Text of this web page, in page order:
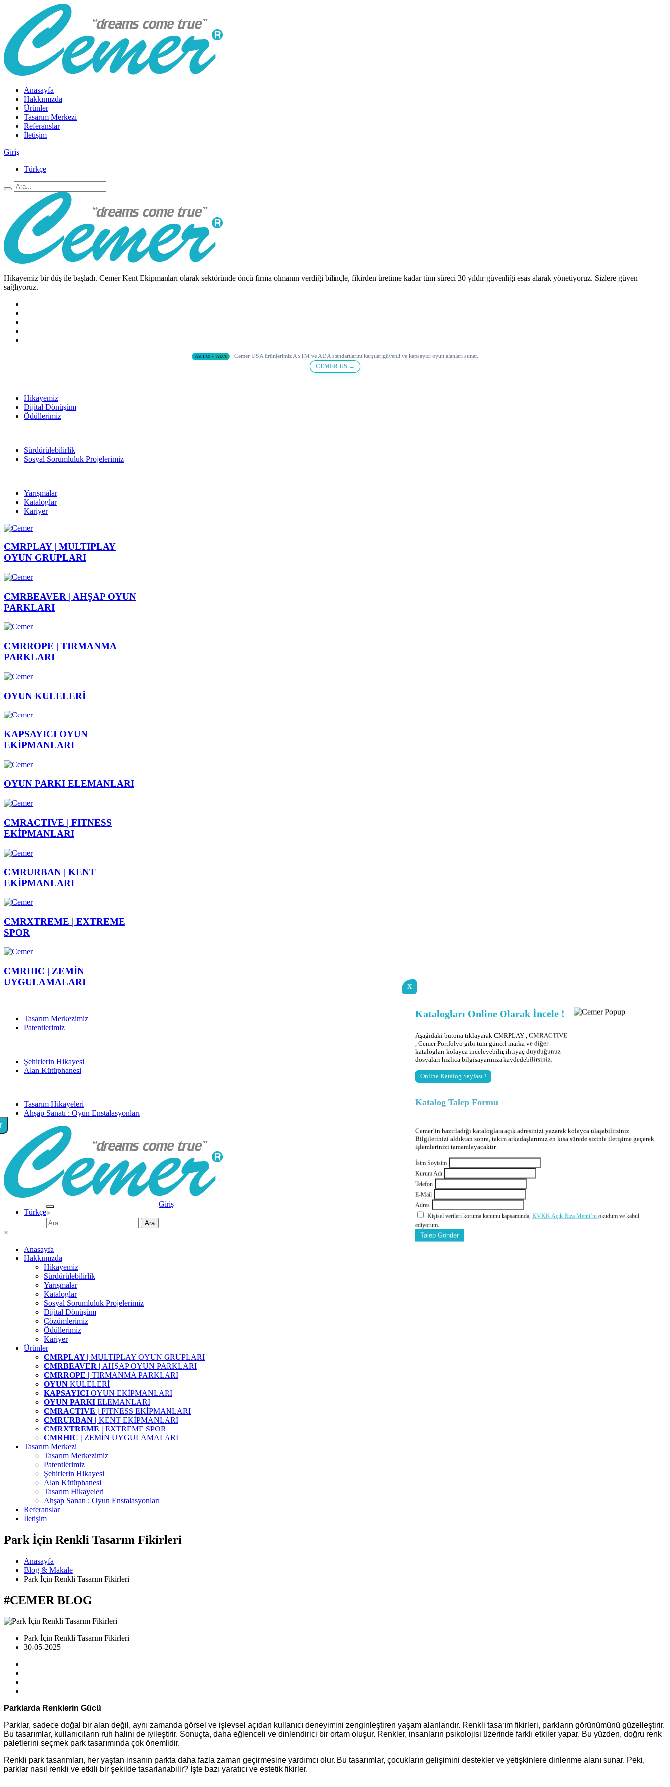
Anasayfa
Hakkımızda
Ürünler
Tasarım Merkezi
Referanslar
İletişim
Giriş
Türkçe
Hikayemiz bir düş ile başladı. Cemer Kent Ekipmanları olarak sektöründe öncü firma olmanın verdiği bilinçle, fikirden üretime kadar tüm süreci 30 yıldır güvenliği esas alarak yönetiyoruz. Sizlere güven
sağlıyoruz.
ASTM • ADA Cemer USA ürünlerimiz ASTM ve ADA standartlarını karşılar;güvenli vekapsayıcı oyun alanları sunar.
CEMER US →
Hikayemiz
Dijital Dönüşüm
Ödüllerimiz
Sürdürülebilirlik
Sosyal Sorumluluk Projelerimiz
Yarışmalar
Kataloglar
Kariyer
CMRPLAY | MULTIPLAY
OYUN GRUPLARI
CMRBEAVER | AHŞAP OYUN
PARKLARI
CMRROPE | TIRMANMA
PARKLARI
OYUN KULELERİ
KAPSAYICI OYUN
EKİPMANLARI
OYUN PARKI ELEMANLARI
CMRACTIVE | FITNESS
EKİPMANLARI
CMRURBAN | KENT
EKİPMANLARI
CMRXTREME | EXTREME
SPOR
CMRHIC | ZEMİN
UYGULAMALARI
Tasarım Merkezimiz
Patentlerimiz
Şehirlerin Hikayesi
Alan Kütüphanesi
Tasarım Hikayeleri
Ahşap Sanatı : Oyun Enstalasyonları
Türkçe×
Giriş
×
Anasayfa
Hakkımızda
Hikayemiz
Sürdürülebilirlik
Yarışmalar
Kataloglar
Sosyal Sorumluluk Projelerimiz
Dijital Dönüşüm
Çözümlerimiz
Ödüllerimiz
Kariyer
Ürünler
CMRPLAY | MULTIPLAY OYUN GRUPLARI
CMRBEAVER | AHŞAP OYUN PARKLARI
CMRROPE | TIRMANMA PARKLARI
OYUN KULELERİ
KAPSAYICI OYUN EKİPMANLARI
OYUN PARKI ELEMANLARI
CMRACTIVE | FITNESS EKİPMANLARI
CMRURBAN | KENT EKİPMANLARI
CMRXTREME | EXTREME SPOR
CMRHIC | ZEMİN UYGULAMALARI
Tasarım Merkezi
Tasarım Merkezimiz
Patentlerimiz
Şehirlerin Hikayesi
Alan Kütüphanesi
Tasarım Hikayeleri
Ahşap Sanatı : Oyun Enstalasyonları
Referanslar
İletişim
Park İçin Renkli Tasarım Fikirleri
Anasayfa
Blog & Makale
Park İçin Renkli Tasarım Fikirleri
#CEMER BLOG
Park İçin Renkli Tasarım Fikirleri
30-05-2025
Parklarda Renklerin Gücü
Parklar, sadece doğal bir alan değil, aynı zamanda görsel ve işlevsel açıdan kullanıcı deneyimini zenginleştiren yaşam alanlarıdır. Renkli tasarım fikirleri, parkların görünümünü güzelleştirir.
Bu tasarımlar, kullanıcıların ruh halini de iyileştirir. Sonuçta, daha eğlenceli ve dinlendirici bir ortam oluşur. Renkler, insanların psikolojisi üzerinde farklı etkiler yapar. Bu yüzden, doğru renk
paletlerini seçmek park tasarımında çok önemlidir.
Renkli park tasarımları, her yaştan insanın parkta daha fazla zaman geçirmesine yardımcı olur. Bu tasarımlar, çocukların gelişimini destekler ve yetişkinlere dinlenme alanı sunar. Peki,
parklar nasıl renkli ve etkili bir şekilde tasarlanabilir? İşte bazı yaratıcı ve estetik fikirler.
X
Katalogları Online Olarak İncele !
Aşağıdaki butona tıklayarak CMRPLAY , CMRACTIVE
, Cemer Portfolyo gibi tüm güncel marka ve diğer
katalogları kolayca inceleyebilir, ihtiyaç duyduğunuz
dosyaları hızlıca bilgisayarınıza kaydedebilirsiniz.
Online Katalog Sayfası !
Katalog Talep Formu
Cemer’in hazırladığı kataloglara açık adresinizi yazarak kolayca ulaşabilirsiniz.
Bilgilerinizi aldıktan sonra, takım arkadaşlarımız en kısa sürede sizinle iletişime geçerek
işlemlerinizi tamamlayacaktır.
İsim Soyisim
Kurum Adı
Telefon
E-Mail
Adres
Kişisel verileri koruma kanunu kapsamında,KVKK Açık Rıza Metni’niokudum ve kabul
ediyorum.
Talep Gönder